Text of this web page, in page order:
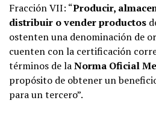
Fracción VII: “Producir,
distribuir o vender productos
ostenten una denominación de
cuenten con la certificación
términos de laNorma Oficial
propósito de obtener un
para un tercero”.